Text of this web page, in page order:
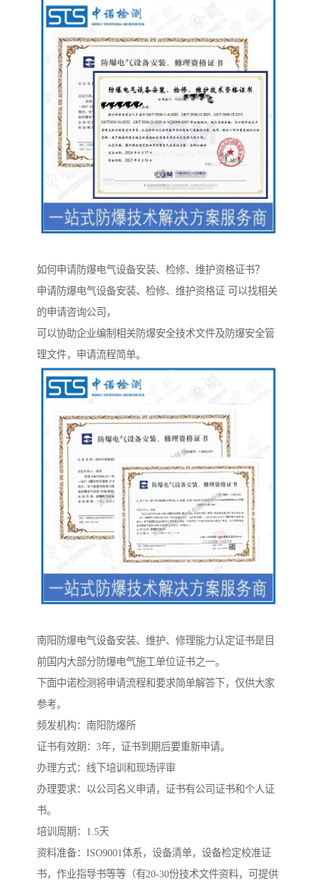
如何申请防爆电气设备安装、检修、维护资格证书？
申请防爆电气设备安装、检修、维护资格证 可以找相关
的申请咨询公司，
可以协助企业编制相关防爆安全技术文件及防爆安全管
理文件，申请流程简单。
南阳防爆电气设备安装、维护、修理能力认定证书是目
前国内大部分防爆电气施工单位证书之一。
下面中诺检测将申请流程和要求简单解答下，仅供大家
参考。
频发机构：南阳防爆所
证书有效期：3年，证书到期后要重新申请。
办理方式：线下培训和现场评审
办理要求：以公司名义申请，证书有公司证书和个人证
书。
培训周期：1.5天
资料准备：ISO9001体系，设备清单，设备检定校准证
书，作业指导书等等（有20-30份技术文件资料，可提供